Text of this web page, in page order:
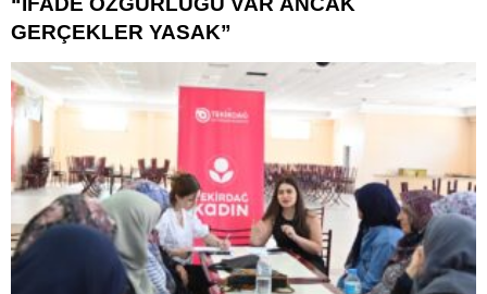
GERÇEKLER YASAK”